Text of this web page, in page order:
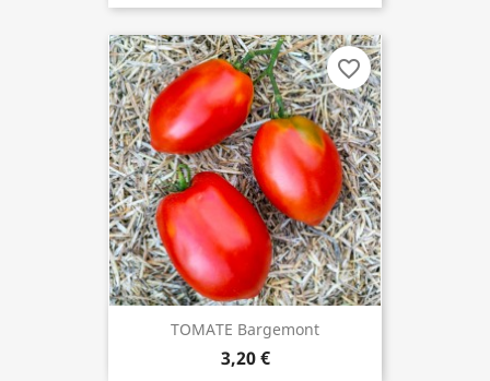
TOMATE Bargemont
3,20 €
favorite_border